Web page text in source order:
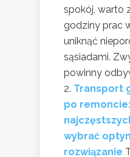
spokój, warto
godziny prac
uniknąć
sąsiadami.
powinny
Transport
po
wybrać
rozwiązanie